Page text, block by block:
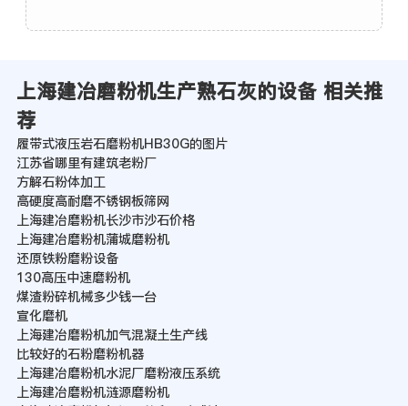
上海建冶磨粉机生产熟石灰的设备 相关推
荐
履带式液压岩石磨粉机HB30G的图片
江苏省哪里有建筑老粉厂
方解石粉体加工
高硬度高耐磨不锈钢板筛网
上海建冶磨粉机长沙市沙石价格
上海建冶磨粉机蒲城磨粉机
还原铁粉磨粉设备
130高压中速磨粉机
煤渣粉碎机械多少钱一台
宣化磨机
上海建冶磨粉机加气混凝土生产线
比较好的石粉磨粉机器
上海建冶磨粉机水泥厂磨粉液压系统
上海建冶磨粉机涟源磨粉机